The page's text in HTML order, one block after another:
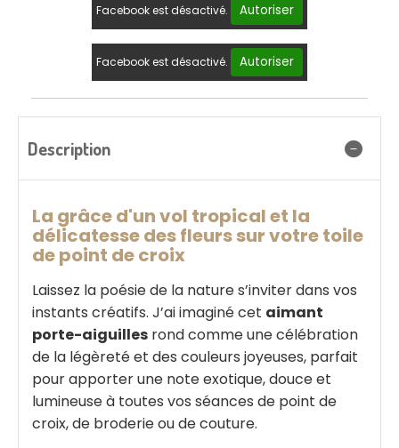
Facebook est désactivé. Autoriser
Facebook est désactivé. Autoriser
Description
La grâce d'un vol tropical et la
délicatesse des fleurs sur votre toile
de point de croix
Laissez la poésie de la nature s’inviter dans vos
instants créatifs. J’ai imaginé cet aimant
porte-aiguilles rond comme une célébration
de la légèreté et des couleurs joyeuses, parfait
pour apporter une note exotique, douce et
lumineuse à toutes vos séances de point de
croix, de broderie ou de couture.